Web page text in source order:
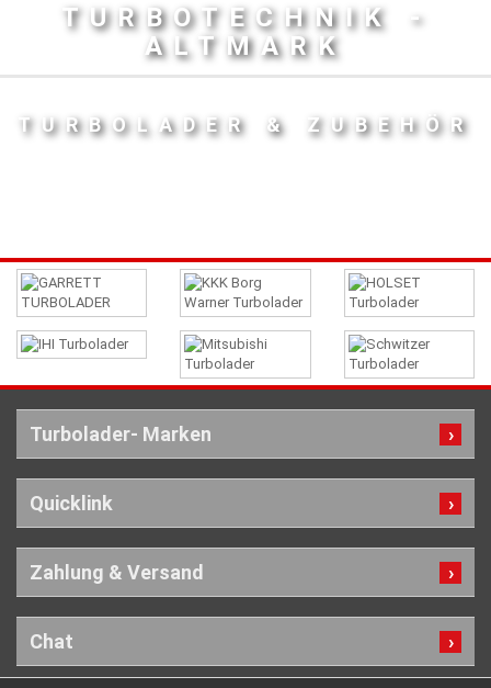
TURBOTECHNIK -
ALTMARK
TURBOLADER & ZUBEHÖR
Turbolader- Marken
Quicklink
Zahlung & Versand
Chat